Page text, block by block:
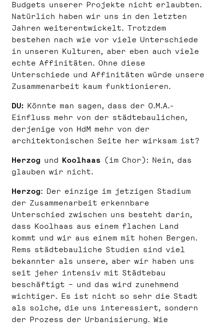
Budgets unserer Projekte nicht erlaubten.
Natürlich haben wir uns in den letzten
Jahren weiterentwickelt. Trotzdem
bestehen nach wie vor viele Unterschiede
in unseren Kulturen, aber eben auch viele
echte Affinitäten. Ohne diese
Unterschiede und Affinitäten würde unsere
Zusammenarbeit kaum funktionieren.
DU: Könnte man sagen, dass der O.M.A.-
Einfluss mehr von der städtebaulichen,
derjenige von HdM mehr von der
architektonischen Seite her wirksam ist?
Herzog und Koolhaas (im Chor): Nein, das
glauben wir nicht.
Herzog: Der einzige im jetzigen Stadium
der Zusammenarbeit erkennbare
Unterschied zwischen uns besteht darin,
dass Koolhaas aus einem flachen Land
kommt und wir aus einem mit hohen Bergen.
Rems städtebauliche Studien sind viel
bekannter als unsere, aber wir haben uns
seit jeher intensiv mit Städtebau
beschäftigt – und das wird zunehmend
wichtiger. Es ist nicht so sehr die Stadt
als solche, die uns interessiert, sondern
der Prozess der Urbanisierung. Wie